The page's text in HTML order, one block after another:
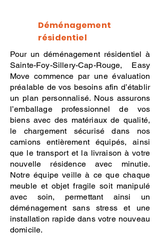
Déménagement
résidentiel
Pour un déménagement résidentiel à
Sainte-Foy-Sillery-Cap-Rouge, Easy
Move commence par une évaluation
préalable de vos besoins afin d’établir
un plan personnalisé. Nous assurons
l’emballage professionnel de vos
biens avec des matériaux de qualité,
le chargement sécurisé dans nos
camions entièrement équipés, ainsi
que le transport et la livraison à votre
nouvelle résidence avec minutie.
Notre équipe veille à ce que chaque
meuble et objet fragile soit manipulé
avec soin, permettant ainsi un
déménagement sans stress et une
installation rapide dans votre nouveau
domicile.